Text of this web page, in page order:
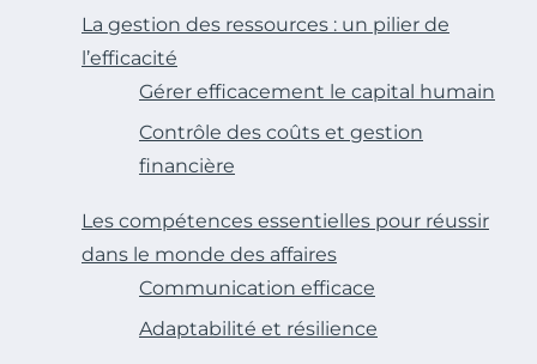
La gestion des ressources : un pilier de
l’efficacité
Gérer efficacement le capital humain
Contrôle des coûts et gestion
financière
Les compétences essentielles pour réussir
dans le monde des affaires
Communication efficace
Adaptabilité et résilience